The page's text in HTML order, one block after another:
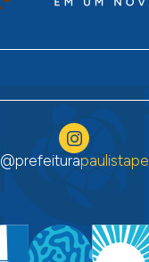
@prefeiturapaulistape